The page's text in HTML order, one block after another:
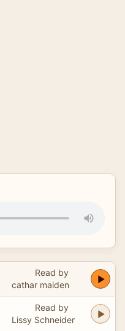
Read by
cathar maiden
Read by
Lissy Schneider